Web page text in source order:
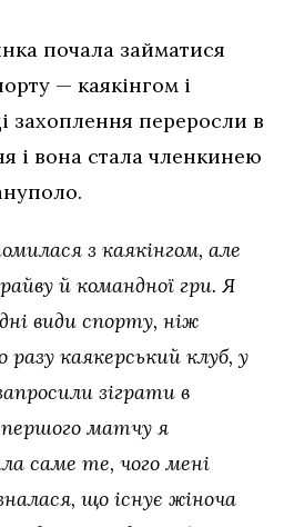
почала займатися
— каякінгом і
захоплення переросли в
і вона стала членкинею
з каякінгом, але
й командної гри. Я
види спорту, ніж
разу каякерський клуб, у
зіграти в
першого матчу я
саме те, чого мені
що існує жіноча